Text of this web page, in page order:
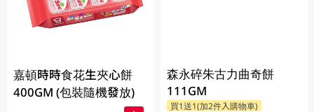
嘉頓時時食花生夾心餅
400GM (包裝隨機發放)
森永碎朱古力曲奇餅
111GM
買1送1(加2件入購物車)